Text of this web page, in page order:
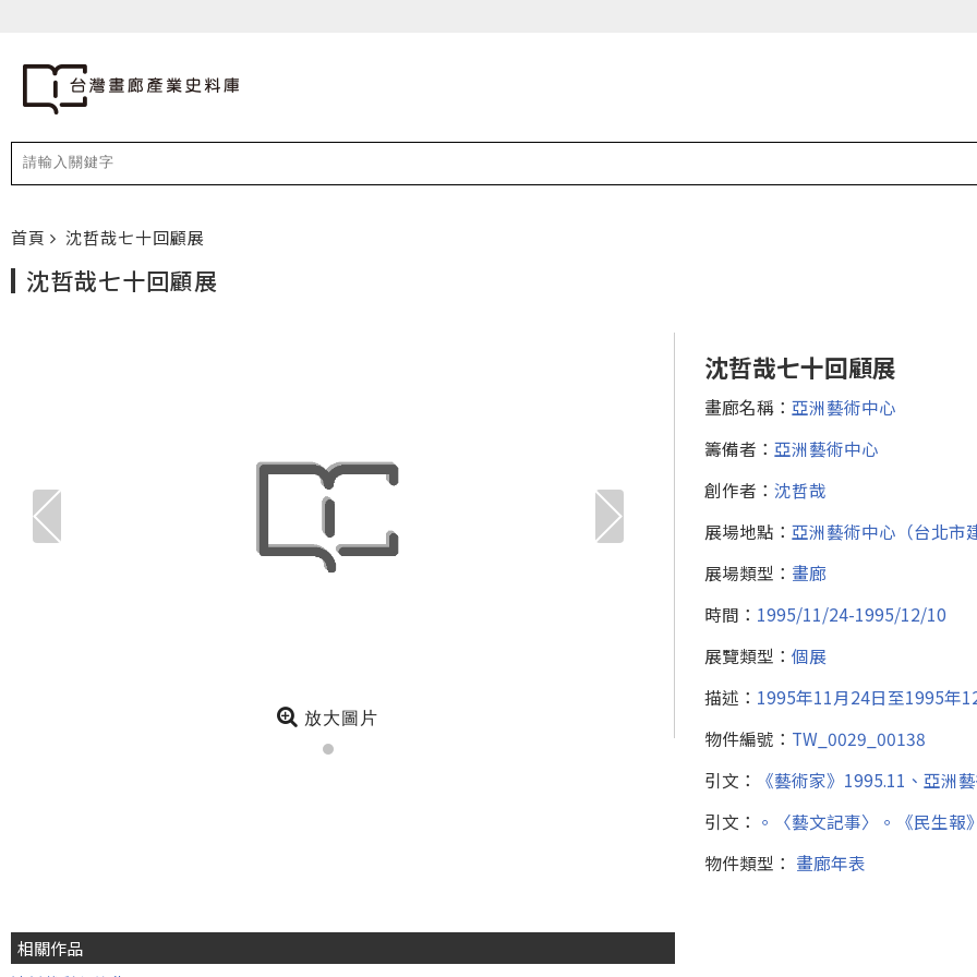
首頁 沈哲哉七十回顧展
沈哲哉七十回顧展
放大圖片
沈哲哉七十回顧展
畫廊名稱： 亞洲藝術中心
籌備者： 亞洲藝術中心
創作者： 沈哲哉
展場地點： 亞洲藝術中心（台北市
展場類型： 畫廊
時間： 1995/11/24-1995/12/10
展覽類型： 個展
描述： 1995年11月24日至1995年
物件編號： TW_0029_00138
引文：
《藝術家》1995.11、亞洲
引文： 。〈藝文記事〉。《民生
物件類型： 畫廊年表
相關作品